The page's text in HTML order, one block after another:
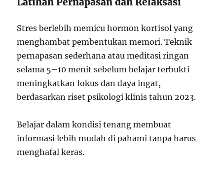
Stres berlebih memicu hormon kortisol yang
menghambat pembentukan memori. Teknik
pernapasan sederhana atau meditasi ringan
selama 5–10 menit sebelum belajar terbukti
meningkatkan fokus dan daya ingat,
berdasarkan riset psikologi klinis tahun 2023.
Belajar dalam kondisi tenang membuat
informasi lebih mudah di pahami tanpa harus
menghafal keras.